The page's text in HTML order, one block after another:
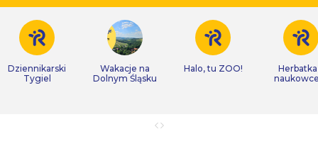
Dziennikarski
Tygiel
Wakacje na
Dolnym Śląsku
Halo, tu ZOO!